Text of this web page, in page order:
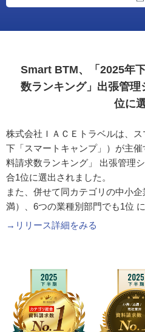
Smart BTM、「2025年
数ランキング」出張管理
位に
株式会社ＩＡＣＥトラベルは、
下「スマートキャンプ」）が主
料請求数ランキング」 出張管理
合1位に選出されました。
また、併せて同カテゴリの中小
満）、6つの業種別部門でも1位
→リリース詳細をみる